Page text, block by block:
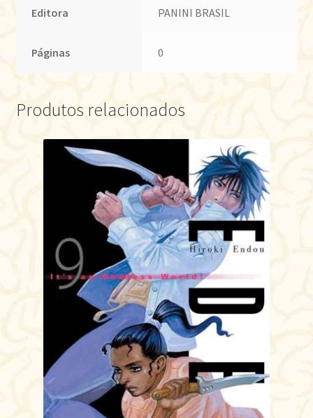
Editora PANINI BRASIL
Páginas 0
Produtos relacionados